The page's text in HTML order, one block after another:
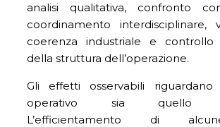
analisi qualitativa, confronto
coordinamento interdisciplinare,
coerenza industriale e controllo
della struttura dell’operazione.
Gli effetti osservabili
operativo sia quello
L’efficientamento di